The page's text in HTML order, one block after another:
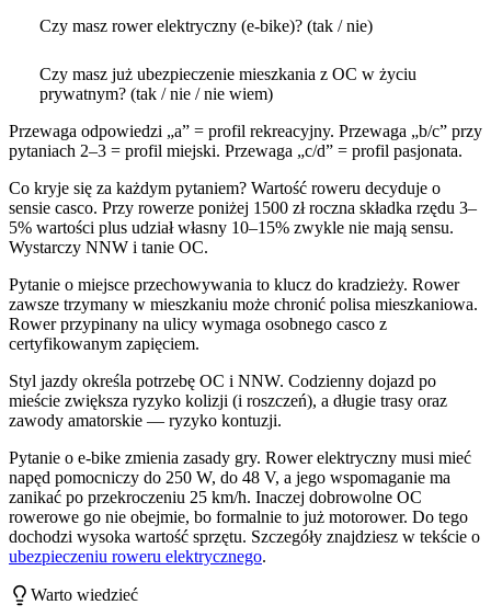
Czy masz rower elektryczny (e-bike)? (tak / nie)
Czy masz już ubezpieczenie mieszkania z OC w życiu
prywatnym? (tak / nie / nie wiem)
Przewaga odpowiedzi „a” = profil rekreacyjny. Przewaga „b/c” przy
pytaniach 2–3 = profil miejski. Przewaga „c/d” = profil pasjonata.
Co kryje się za każdym pytaniem? Wartość roweru decyduje o
sensie casco. Przy rowerze poniżej 1500 zł roczna składka rzędu 3–
5% wartości plus udział własny 10–15% zwykle nie mają sensu.
Wystarczy NNW i tanie OC.
Pytanie o miejsce przechowywania to klucz do kradzieży. Rower
zawsze trzymany w mieszkaniu może chronić polisa mieszkaniowa.
Rower przypinany na ulicy wymaga osobnego casco z
certyfikowanym zapięciem.
Styl jazdy określa potrzebę OC i NNW. Codzienny dojazd po
mieście zwiększa ryzyko kolizji (i roszczeń), a długie trasy oraz
zawody amatorskie — ryzyko kontuzji.
Pytanie o e-bike zmienia zasady gry. Rower elektryczny musi mieć
napęd pomocniczy do 250 W, do 48 V, a jego wspomaganie ma
zanikać po przekroczeniu 25 km/h. Inaczej dobrowolne OC
rowerowe go nie obejmie, bo formalnie to już motorower. Do tego
dochodzi wysoka wartość sprzętu. Szczegóły znajdziesz w tekście o
ubezpieczeniu roweru elektrycznego.
Warto wiedzieć